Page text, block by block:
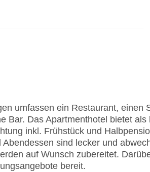
5
am Pool, Liegen am Pool
Diners Club, EC Maestro,
umfassen ein Restaurant, einen
Bar. Das Apartmenthotel bietet als
inkl. Frühstück und
sind lecker und
auf Wunsch zubereitet.
bereit.